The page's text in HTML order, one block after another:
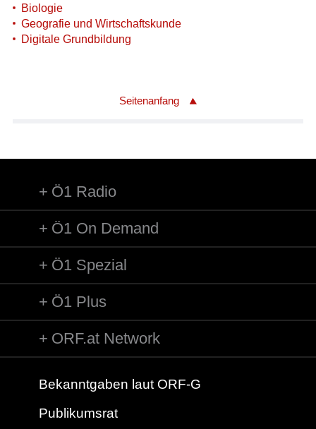
Biologie
Geografie und Wirtschaftskunde
Digitale Grundbildung
Seitenanfang
Ö1 Radio
Ö1 On Demand
Ö1 Spezial
Ö1 Plus
ORF.at Network
Bekanntgaben laut ORF-G
Publikumsrat